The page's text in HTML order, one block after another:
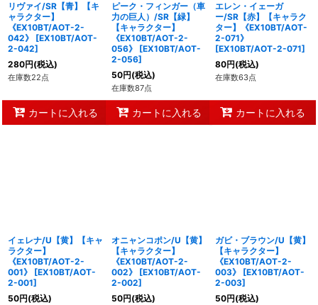
リヴァイ/SR【青】【キ
ャラクター】
《EX10BT/AOT-2-
042》
[EX10BT/AOT-
2-042]
280円(税込)
在庫数22点
カートに入れる
ピーク・フィンガー（車
力の巨人）/SR【緑】
【キャラクター】
《EX10BT/AOT-2-
056》
[EX10BT/AOT-
2-056]
50円(税込)
在庫数87点
カートに入れる
エレン・イェーガ
ー/SR【赤】【キャラク
ター】《EX10BT/AOT-
2-071》
[EX10BT/AOT-2-071]
80円(税込)
在庫数63点
カートに入れる
イェレナ/U【黄】【キャ
ラクター】
《EX10BT/AOT-2-
001》
[EX10BT/AOT-
2-001]
50円(税込)
オニャンコポン/U【黄】
【キャラクター】
《EX10BT/AOT-2-
002》
[EX10BT/AOT-
2-002]
50円(税込)
ガビ・ブラウン/U【黄】
【キャラクター】
《EX10BT/AOT-2-
003》
[EX10BT/AOT-
2-003]
50円(税込)